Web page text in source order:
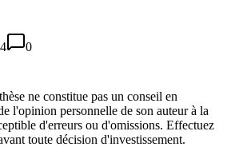
0
ne constitue pas un conseil en
l'opinion personnelle de son auteur à la
d'erreurs ou d'omissions. Effectuez
toute décision d'investissement.